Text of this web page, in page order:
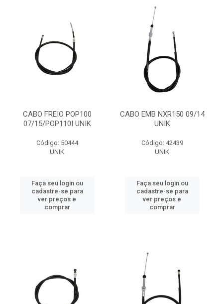
CABO FREIO POP100
07/15/POP110I UNIK
Código: 50444
UNIK
Faça seu login ou
cadastre-se para
ver preços e
comprar
CABO EMB NXR150 09/14
UNIK
Código: 42439
UNIK
Faça seu login ou
cadastre-se para
ver preços e
comprar